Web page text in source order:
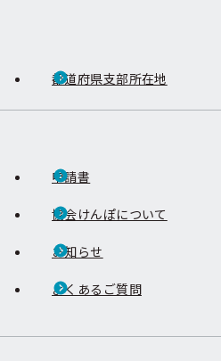
都道府県支部所在地
申請書
協会けんぽについて
お知らせ
よくあるご質問